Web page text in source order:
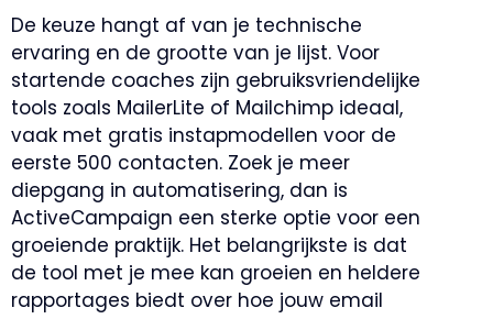
De keuze hangt af van je technische
ervaring en de grootte van je lijst. Voor
startende coaches zijn gebruiksvriendelijke
tools zoals MailerLite of Mailchimp ideaal,
vaak met gratis instapmodellen voor de
eerste 500 contacten. Zoek je meer
diepgang in automatisering, dan is
ActiveCampaign een sterke optie voor een
groeiende praktijk. Het belangrijkste is dat
de tool met je mee kan groeien en heldere
rapportages biedt over hoe jouw email